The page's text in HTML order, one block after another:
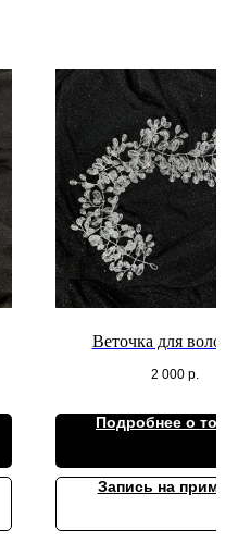
Веточка для
2 000 р.
Подробнее о
Запись на